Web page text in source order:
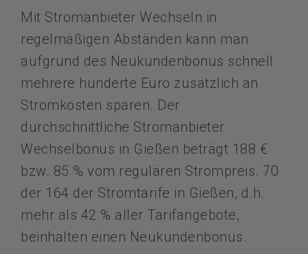
Mit Stromanbieter Wechseln in
regelmäßigen Abständen kann man
aufgrund des Neukundenbonus schnell
mehrere hunderte Euro zusätzlich an
Stromkosten sparen. Der
durchschnittliche Stromanbieter
Wechselbonus in Gießen beträgt 188 €
bzw. 85 % vom regulären Strompreis. 70
der 164 der Stromtarife in Gießen, d.h.
mehr als 42 % aller Tarifangebote,
beinhalten einen Neukundenbonus.